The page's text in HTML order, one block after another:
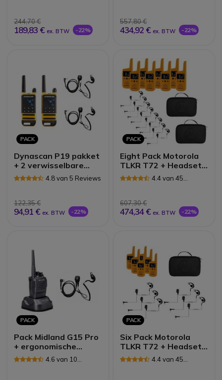
244,70 €
189,83 € ex. BTW -22%
557,80 €
434,92 € ex. BTW -22%
PACK
Dynascan P19 pakket
+ 2 verwisselbare
haak-oortjes4.8 van 5 Reviews
122,35 €
94,91 € ex. BTW -22%
PACK
Eight Pack Motorola
TLKR T72 + Headset
+ Hoes 4.4 van 45
607,30 €
474,34 € ex. BTW -22%
PACK
Pack Midland G15 Pro
+ ergonomische
oortelefoon4.6 van 10
PACK
Six Pack Motorola
TLKR T72 + Headset
+ Hoes 4.4 van 45